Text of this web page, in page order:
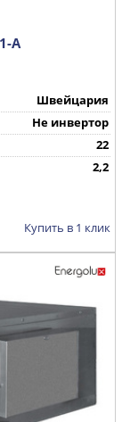
A
Швейцария
Не инвертор
22
2,2
Купить в 1 клик